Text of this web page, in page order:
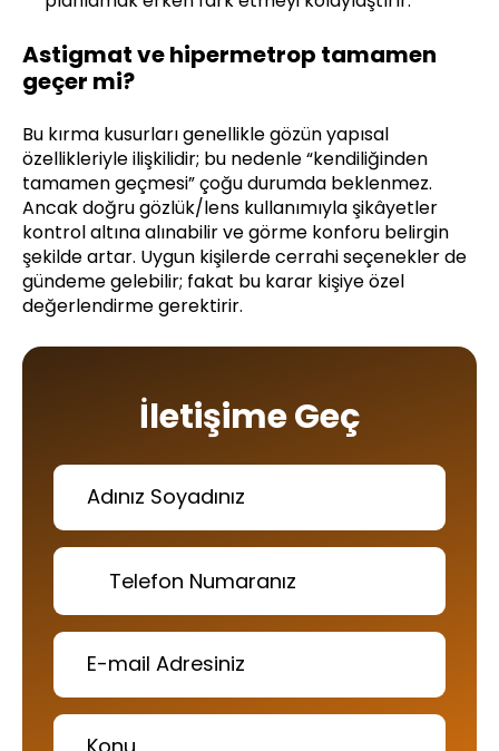
Astigmat ve hipermetrop tamamen
geçer mi?
Bu kırma kusurları genellikle gözün yapısal
özellikleriyle ilişkilidir; bu nedenle “kendiliğinden
tamamen geçmesi” çoğu durumda beklenmez.
Ancak doğru gözlük/lens kullanımıyla şikâyetler
kontrol altına alınabilir ve görme konforu belirgin
şekilde artar. Uygun kişilerde cerrahi seçenekler de
gündeme gelebilir; fakat bu karar kişiye özel
değerlendirme gerektirir.
İletişime Geç